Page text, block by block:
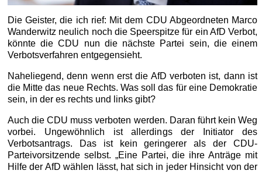
Die Geister, die ich rief: Mit dem CDU Abgeordneten Marco
Wanderwitz neulich noch die Speerspitze für ein AfD Verbot,
könnte die CDU nun die nächste Partei sein, die einem
Verbotsverfahren entgegensieht.
Naheliegend, denn wenn erst die AfD verboten ist, dann ist
die Mitte das neue Rechts. Was soll das für eine Demokratie
sein, in der es rechts und links gibt?
Auch die CDU muss verboten werden. Daran führt kein Weg
vorbei. Ungewöhnlich ist allerdings der Initiator des
Verbotsantrags. Das ist kein geringerer als der CDU-
Parteivorsitzende selbst. „Eine Partei, die ihre Anträge mit
Hilfe der AfD wählen lässt, hat sich in jeder Hinsicht von der